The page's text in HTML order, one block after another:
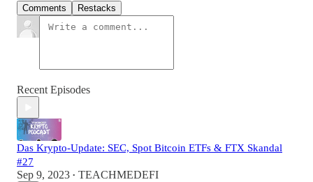
Comments Restacks
Recent Episodes
Das Krypto-Update: SEC, Spot Bitcoin ETFs & FTX Skandal
#27
Sep 9, 2023 • TEACHMEDEFI